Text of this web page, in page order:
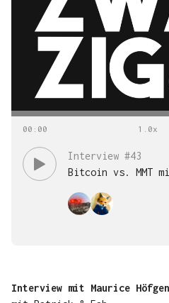
00 : 00
Interview #43
Bitcoin vs. MMT
Interview mit Maurice Höfgen